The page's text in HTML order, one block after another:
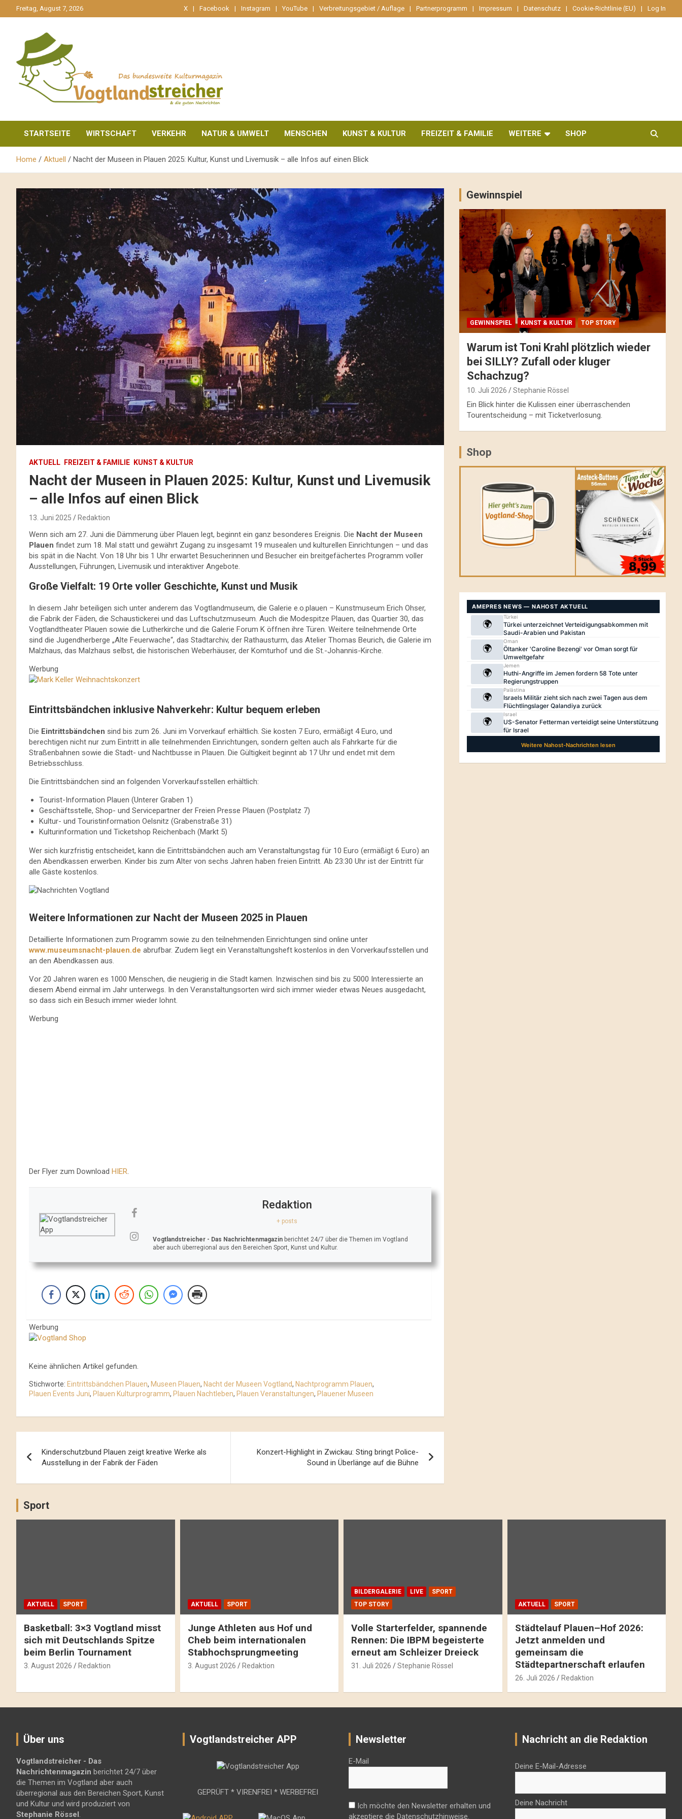
zum
Freitag, August 7, 2026 X Facebook Instagram YouTube Verbreitungsgebiet / Auflage Partnerprogramm Impressum Datenschutz Cookie-Richtlinie (EU) Log In
Vogtlandstreicher
STARTSEITE WIRTSCHAFT VERKEHR NATUR & UMWELT MENSCHEN KUNST & KULTUR FREIZEIT & FAMILIE WEITERE SHOP
Home Aktuell Nacht der Museen in Plauen 2025: Kultur, Kunst und Livemusik – alle Infos auf einen Blick
AKTUELL FREIZEIT & FAMILIE KUNST & KULTUR
Nacht der Museen in Plauen 2025: Kultur, Kunst und Livemusik
– alle Infos auf einen Blick
13. Juni 2025 Redaktion
Wenn sich am 27. Juni die Dämmerung über Plauen legt, beginnt ein ganz besonderes Ereignis. Die Nacht der Museen
Plauen findet zum 18. Mal statt und gewährt Zugang zu insgesamt 19 musealen und kulturellen Einrichtungen – und das
bis spät in die Nacht. Von 18 Uhr bis 1 Uhr erwartet Besucherinnen und Besucher ein breitgefächertes Programm voller
Ausstellungen, Führungen, Livemusik und interaktiver Angebote.
Große Vielfalt: 19 Orte voller Geschichte, Kunst und Musik
In diesem Jahr beteiligen sich unter anderem das Vogtlandmuseum, die Galerie e.o.plauen – Kunstmuseum Erich Ohser,
die Fabrik der Fäden, die Schaustickerei und das Luftschutzmuseum. Auch die Modespitze Plauen, das Quartier 30, das
Vogtlandtheater Plauen sowie die Lutherkirche und die Galerie Forum K öffnen ihre Türen. Weitere teilnehmende Orte
sind die Jugendherberge „Alte Feuerwache“, das Stadtarchiv, der Rathausturm, das Atelier Thomas Beurich, die Galerie im
Malzhaus, das Malzhaus selbst, die historischen Weberhäuser, der Komturhof und die St.-Johannis-Kirche.
Werbung
Eintrittsbändchen inklusive Nahverkehr: Kultur bequem erleben
Die Eintrittsbändchen sind bis zum 26. Juni im Vorverkauf erhältlich. Sie kosten 7 Euro, ermäßigt 4 Euro, und
berechtigen nicht nur zum Eintritt in alle teilnehmenden Einrichtungen, sondern gelten auch als Fahrkarte für die
Straßenbahnen sowie die Stadt- und Nachtbusse in Plauen. Die Gültigkeit beginnt ab 17 Uhr und endet mit dem
Betriebsschluss.
Die Eintrittsbändchen sind an folgenden Vorverkaufsstellen erhältlich:
Tourist-Information Plauen (Unterer Graben 1)
Geschäftsstelle, Shop- und Servicepartner der Freien Presse Plauen (Postplatz 7)
Kultur- und Touristinformation Oelsnitz (Grabenstraße 31)
Kulturinformation und Ticketshop Reichenbach (Markt 5)
Wer sich kurzfristig entscheidet, kann die Eintrittsbändchen auch am Veranstaltungstag für 10 Euro (ermäßigt 6 Euro) an
den Abendkassen erwerben. Kinder bis zum Alter von sechs Jahren haben freien Eintritt. Ab 23:30 Uhr ist der Eintritt für
alle Gäste kostenlos.
Weitere Informationen zur Nacht der Museen 2025 in Plauen
Detaillierte Informationen zum Programm sowie zu den teilnehmenden Einrichtungen sind online unter
www.museumsnacht-plauen.de abrufbar. Zudem liegt ein Veranstaltungsheft kostenlos in den Vorverkaufsstellen und
an den Abendkassen aus.
Vor 20 Jahren waren es 1000 Menschen, die neugierig in die Stadt kamen. Inzwischen sind bis zu 5000 Interessierte an
diesem Abend einmal im Jahr unterwegs. In den Veranstaltungsorten wird sich immer wieder etwas Neues ausgedacht,
so dass sich ein Besuch immer wieder lohnt.
Werbung
Der Flyer zum Download HIER
Redaktion
+ posts
Vogtlandstreicher - Das Nachrichtenmagazin berichtet 24/7 über die Themen im Vogtland
aber auch überregional aus den Bereichen Sport, Kunst und Kultur.
Werbung
Keine ähnlichen Artikel gefunden.
Stichworte: Eintrittsbändchen Plauen, Museen Plauen, Nacht der Museen Vogtland, Nachtprogramm Plauen,
Plauen Events Juni, Plauen Kulturprogramm, Plauen Nachtleben, Plauen Veranstaltungen, Plauener Museen
Navigation
Kinderschutzbund Plauen zeigt kreative Werke als
Ausstellung in der Fabrik der Fäden
Konzert-Highlight in Zwickau: Sting bringt Police-
Sound in Überlänge auf die Bühne
Gewinnspiel
GEWINNSPIEL KUNST & KULTUR TOP STORY
Warum ist Toni Krahl plötzlich wieder
bei SILLY? Zufall oder kluger
Schachzug?
10. Juli 2026 Stephanie Rössel
Ein Blick hinter die Kulissen einer überraschenden
Tourentscheidung – mit Ticketverlosung.
Shop
Sport
AKTUELL SPORT
Basketball: 3×3 Vogtland misst
sich mit Deutschlands Spitze
beim Berlin Tournament
3. August 2026 Redaktion
AKTUELL SPORT
Junge Athleten aus Hof und
Cheb beim internationalen
Stabhochsprungmeeting
3. August 2026 Redaktion
BILDERGALERIE LIVE
SPORT
TOP STORY
Volle Starterfelder, spannende
Rennen: Die IBPM begeisterte
erneut am Schleizer Dreieck
31. Juli 2026 Stephanie Rössel
AKTUELL SPORT
Städtelauf Plauen–Hof 2026:
Jetzt anmelden und
gemeinsam die
Städtepartnerschaft erlaufen
26. Juli 2026 Redaktion
Über uns
Vogtlandstreicher - Das
Nachrichtenmagazin berichtet 24/7 über
die Themen im Vogtland aber auch
überregional aus den Bereichen Sport, Kunst
und Kultur und wird produziert von
Stephanie Rössel.
Vogtlandstreicher APP
GEPRÜFT * VIRENFREI * WERBEFREI
Newsletter
E-Mail
Ich möchte den Newsletter erhalten und
akzeptiere die Datenschutzhinweise.
Nachricht an die Redaktion
Deine E-Mail-Adresse
Deine Nachricht